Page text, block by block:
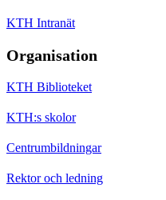
KTH Intranät
Organisation
KTH Biblioteket
KTH:s skolor
Centrumbildningar
Rektor och ledning